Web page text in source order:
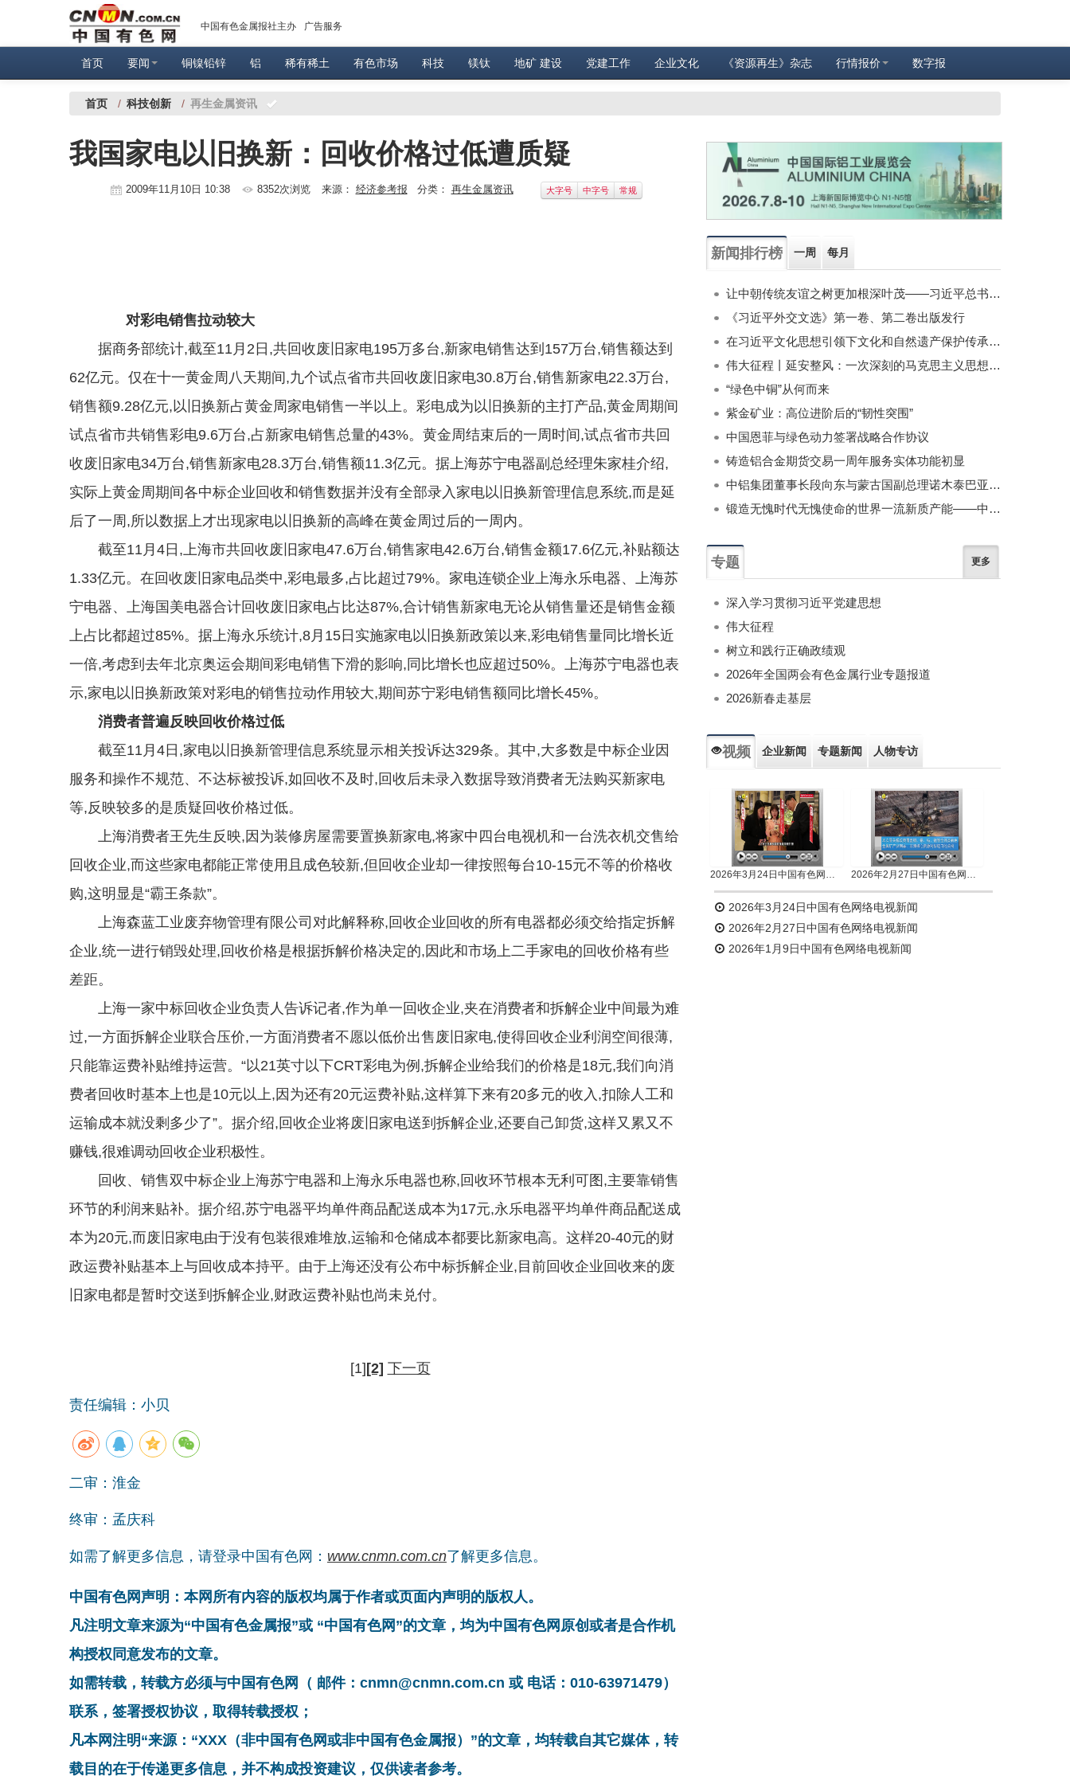
中国有色金属报社主办 广告服务
首页 要闻 铜镍铅锌 铝 稀有稀土 有色市场 科技 镁钛 地矿 建设 党建工作 企业文化 《资源再生》杂志 行情报价 数字报
首页 / 科技创新 / 再生金属资讯
我国家电以旧换新：回收价格过低遭质疑
2009年11月10日 10:38 8352次浏览 来源： 经济参考报 分类： 再生金属资讯 大字号 中字号 常规
对彩电销售拉动较大
据商务部统计,截至11月2日,共回收废旧家电195万多台,新家电销售达到157万台,销售额达到
62亿元。仅在十一黄金周八天期间,九个试点省市共回收废旧家电30.8万台,销售新家电22.3万台,
销售额9.28亿元,以旧换新占黄金周家电销售一半以上。彩电成为以旧换新的主打产品,黄金周期间
试点省市共销售彩电9.6万台,占新家电销售总量的43%。黄金周结束后的一周时间,试点省市共回
收废旧家电34万台,销售新家电28.3万台,销售额11.3亿元。据上海苏宁电器副总经理朱家桂介绍,
实际上黄金周期间各中标企业回收和销售数据并没有全部录入家电以旧换新管理信息系统,而是延
后了一周,所以数据上才出现家电以旧换新的高峰在黄金周过后的一周内。
截至11月4日,上海市共回收废旧家电47.6万台,销售家电42.6万台,销售金额17.6亿元,补贴额达
1.33亿元。在回收废旧家电品类中,彩电最多,占比超过79%。家电连锁企业上海永乐电器、上海苏
宁电器、上海国美电器合计回收废旧家电占比达87%,合计销售新家电无论从销售量还是销售金额
上占比都超过85%。据上海永乐统计,8月15日实施家电以旧换新政策以来,彩电销售量同比增长近
一倍,考虑到去年北京奥运会期间彩电销售下滑的影响,同比增长也应超过50%。上海苏宁电器也表
示,家电以旧换新政策对彩电的销售拉动作用较大,期间苏宁彩电销售额同比增长45%。
消费者普遍反映回收价格过低
截至11月4日,家电以旧换新管理信息系统显示相关投诉达329条。其中,大多数是中标企业因
服务和操作不规范、不达标被投诉,如回收不及时,回收后未录入数据导致消费者无法购买新家电
等,反映较多的是质疑回收价格过低。
上海消费者王先生反映,因为装修房屋需要置换新家电,将家中四台电视机和一台洗衣机交售给
回收企业,而这些家电都能正常使用且成色较新,但回收企业却一律按照每台10-15元不等的价格收
购,这明显是“霸王条款”。
上海森蓝工业废弃物管理有限公司对此解释称,回收企业回收的所有电器都必须交给指定拆解
企业,统一进行销毁处理,回收价格是根据拆解价格决定的,因此和市场上二手家电的回收价格有些
差距。
上海一家中标回收企业负责人告诉记者,作为单一回收企业,夹在消费者和拆解企业中间最为难
过,一方面拆解企业联合压价,一方面消费者不愿以低价出售废旧家电,使得回收企业利润空间很薄,
只能靠运费补贴维持运营。“以21英寸以下CRT彩电为例,拆解企业给我们的价格是18元,我们向消
费者回收时基本上也是10元以上,因为还有20元运费补贴,这样算下来有20多元的收入,扣除人工和
运输成本就没剩多少了”。据介绍,回收企业将废旧家电送到拆解企业,还要自己卸货,这样又累又不
赚钱,很难调动回收企业积极性。
回收、销售双中标企业上海苏宁电器和上海永乐电器也称,回收环节根本无利可图,主要靠销售
环节的利润来贴补。据介绍,苏宁电器平均单件商品配送成本为17元,永乐电器平均单件商品配送成
本为20元,而废旧家电由于没有包装很难堆放,运输和仓储成本都要比新家电高。这样20-40元的财
政运费补贴基本上与回收成本持平。由于上海还没有公布中标拆解企业,目前回收企业回收来的废
旧家电都是暂时交送到拆解企业,财政运费补贴也尚未兑付。
[1][2] 下一页
责任编辑：小贝
二审：淮金
终审：孟庆科
如需了解更多信息，请登录中国有色网： www.cnmn.com.cn了解更多信息。
中国有色网声明：本网所有内容的版权均属于作者或页面内声明的版权人。
凡注明文章来源为“中国有色金属报”或 “中国有色网”的文章，均为中国有色网原创或者是合作机
构授权同意发布的文章。
如需转载，转载方必须与中国有色网（ 邮件：cnmn@cnmn.com.cn 或 电话：010-63971479）
联系，签署授权协议，取得转载授权；
凡本网注明“来源：“XXX（非中国有色网或非中国有色金属报）”的文章，均转载自其它媒体，转
载目的在于传递更多信息，并不构成投资建议，仅供读者参考。
新闻排行榜 一周 每月
让中朝传统友谊之树更加根深叶茂——习近平总书记对朝鲜进行国事访问纪实
《习近平外交文选》第一卷、第二卷出版发行
在习近平文化思想引领下文化和自然遗产保护传承利用工作开创新局面
伟大征程丨延安整风：一次深刻的马克思主义思想教育运动
“绿色中铜”从何而来
紫金矿业：高位进阶后的“韧性突围”
中国恩菲与绿色动力签署战略合作协议
铸造铝合金期货交易一周年服务实体功能初显
中铝集团董事长段向东与蒙古国副总理诺木泰巴亚尔举行会谈
锻造无愧时代无愧使命的世界一流新质产能——中国有色金属工业的战略应对与破局之道（二）
专题 更多
深入学习贯彻习近平党建思想
伟大征程
树立和践行正确政绩观
2026年全国两会有色金属行业专题报道
2026新春走基层
视频 企业新闻 专题新闻 人物专访
2026年3月24日中国有色网络电视新闻 2026年2月27日中国有色网络电视新闻
2026年3月24日中国有色网络电视新闻
2026年2月27日中国有色网络电视新闻
2026年1月9日中国有色网络电视新闻